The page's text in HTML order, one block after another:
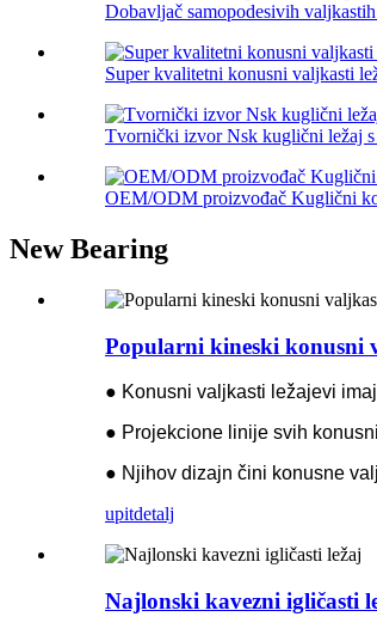
Dobavljač samopodesivih
Super kvalitetni konusni valjkasti
Tvornički izvor Nsk kuglični ležaj
OEM/ODM proizvođač Kuglični
New Bearing
Popularni kineski konusni
● Konusni valjkasti ležajevi
● Projekcione linije svih
● Njihov dizajn čini konusne
upitdetalj
Najlonski kavezni igličasti